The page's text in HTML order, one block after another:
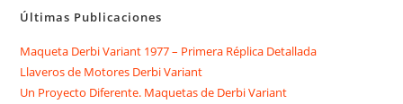
Últimas Publicaciones
Maqueta Derbi Variant 1977 – Primera Réplica Detallada
Llaveros de Motores Derbi Variant
Un Proyecto Diferente. Maquetas de Derbi Variant